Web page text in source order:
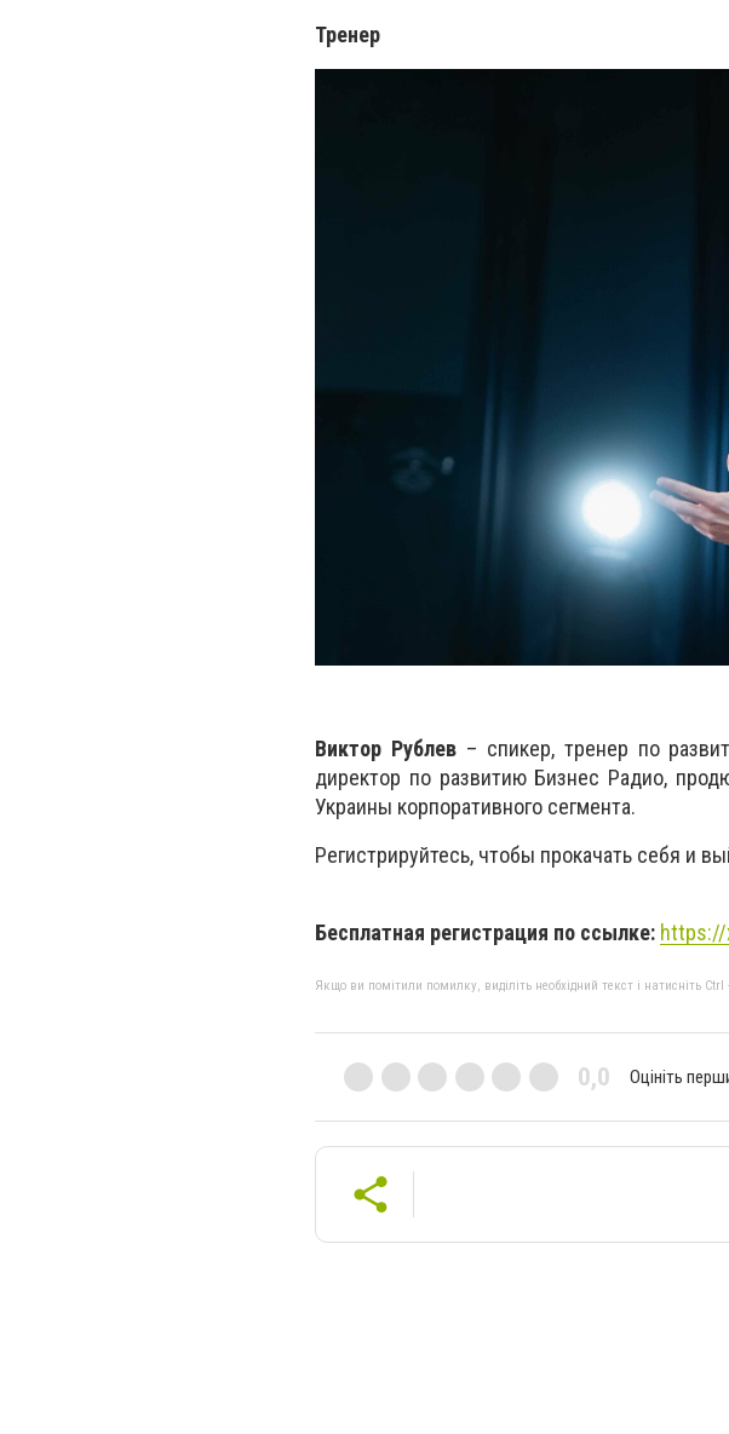
Тренер
Виктор Рублев– спикер, тренер по
директор по развитию Бизнес Радио,
Украины корпоративного сегмента.
Регистрируйтесь, чтобы прокачать себя и
Бесплатная регистрация по ссылке: https://
Якщо ви помітили помилку, виділіть необхідний текст і натисніть
0,0 Оцініть